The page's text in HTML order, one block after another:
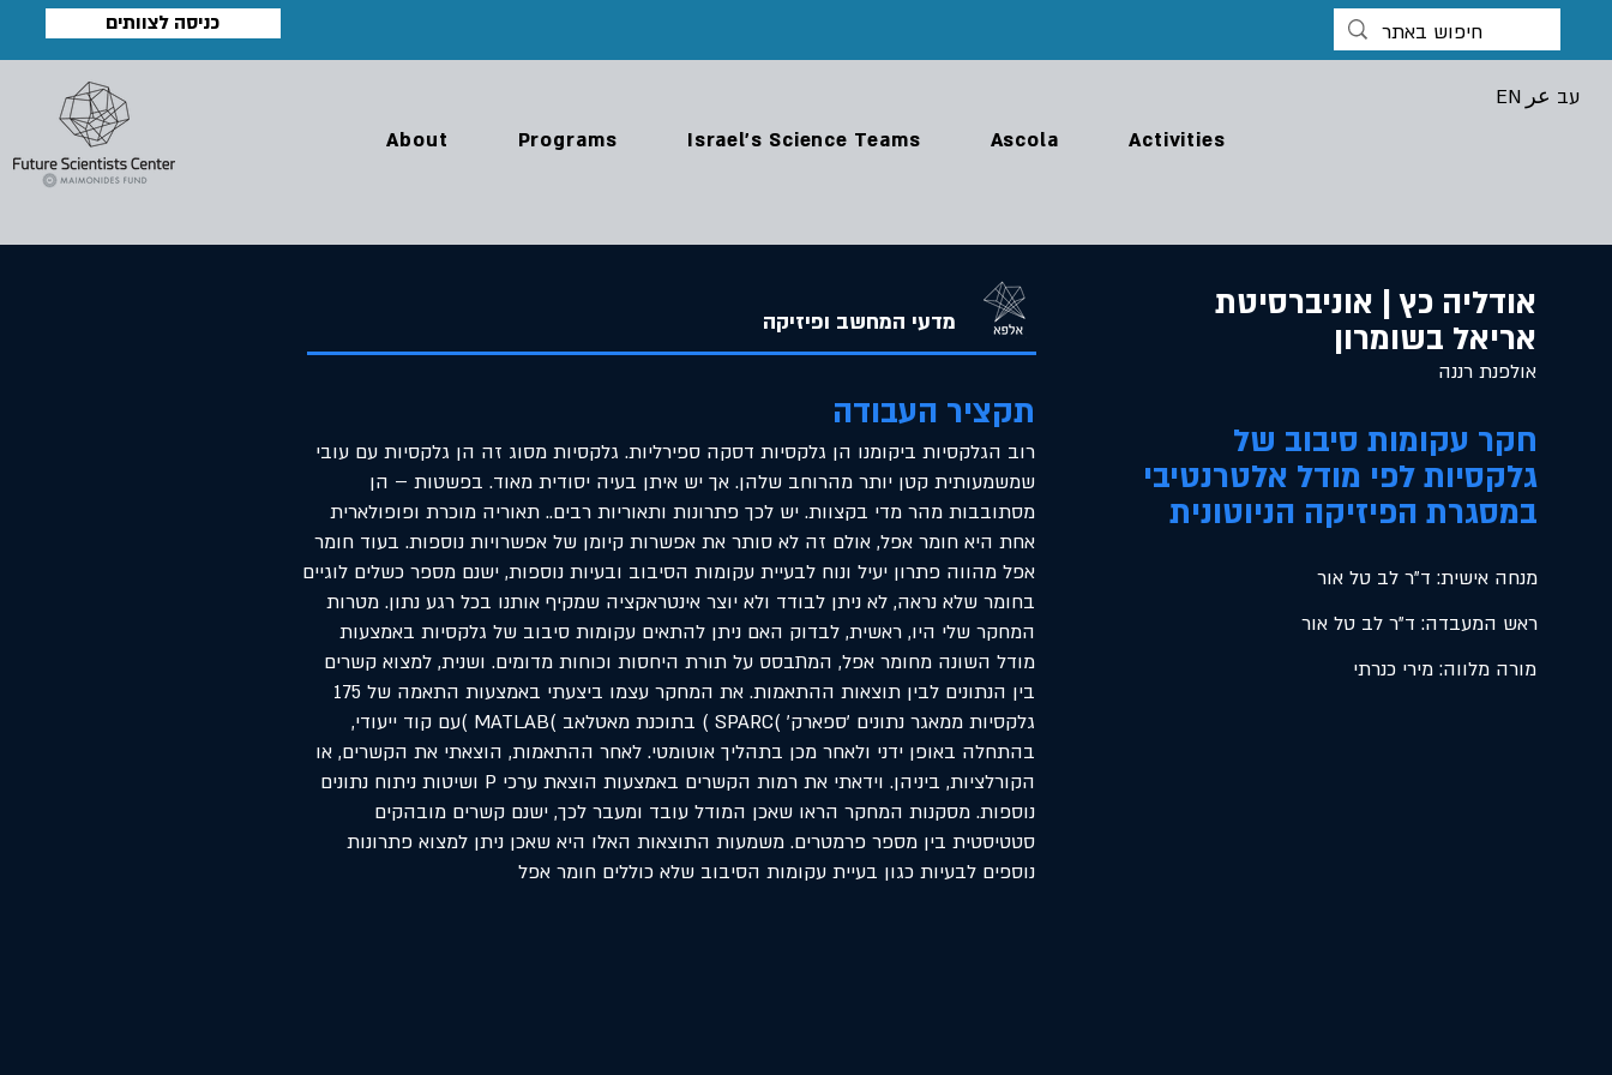
כניסה לצוותים
About Programs Israel's Science Teams Ascola Activities
EN عر עב
מדעי המחשב ופיזיקה
תקציר העבודה
רוב הגלקסיות ביקומנו הן גלקסיות דסקה ספירליות. גלקסיות מסוג זה הן גלקסיות עם עובי
שמשמעותית קטן יותר מהרוחב שלהן. אך יש איתן בעיה יסודית מאוד. בפשטות – הן
מסתובבות מהר מדי בקצוות. יש לכך פתרונות ותאוריות רבים.. תאוריה מוכרת ופופולארית
אחת היא חומר אפל, אולם זה לא סותר את אפשרות קיומן של אפשרויות נוספות. בעוד חומר
אפל מהווה פתרון יעיל ונוח לבעיית עקומות הסיבוב ובעיות נוספות, ישנם מספר כשלים לוגיים
בחומר שלא נראה, לא ניתן לבודד ולא יוצר אינטראקציה שמקיף אותנו בכל רגע נתון. מטרות
המחקר שלי היו, ראשית, לבדוק האם ניתן להתאים עקומות סיבוב של גלקסיות באמצעות
מודל השונה מחומר אפל, המתבסס על תורת היחסות וכוחות מדומים. ושנית, למצוא קשרים
בין הנתונים לבין תוצאות ההתאמות. את המחקר עצמו ביצעתי באמצעות התאמה של 175
גלקסיות ממאגר נתונים 'ספארק' )SPARC ) בתוכנת מאטלאב )MATLAB )עם קוד ייעודי,
בהתחלה באופן ידני ולאחר מכן בתהליך אוטומטי. לאחר ההתאמות, הוצאתי את הקשרים, או
הקורלציות, ביניהן. וידאתי את רמות הקשרים באמצעות הוצאת ערכי P ושיטות ניתוח נתונים
נוספות. מסקנות המחקר הראו שאכן המודל עובד ומעבר לכך, ישנם קשרים מובהקים
סטטיסטית בין מספר פרמטרים. משמעות התוצאות האלו היא שאכן ניתן למצוא פתרונות
נוספים לבעיות כגון בעיית עקומות הסיבוב שלא כוללים חומר אפל
אודליה כץ | אוניברסיטת
אריאל בשומרון
אולפנת רננה
חקר עקומות סיבוב של
גלקסיות לפי מודל אלטרנטיבי
במסגרת הפיזיקה הניוטונית
מנחה אישית: ד"ר לב טל אור
ראש המעבדה: ד"ר לב טל אור
מורה מלווה: מירי כנרתי